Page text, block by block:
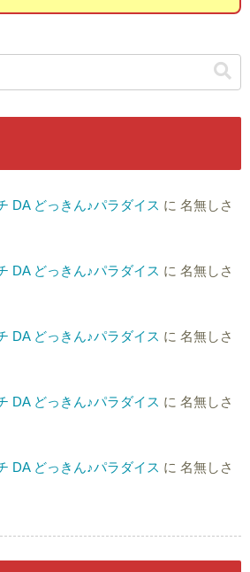
DA どっきん♪パラダイス に 名無しさ
DA どっきん♪パラダイス に 名無しさ
DA どっきん♪パラダイス に 名無しさ
DA どっきん♪パラダイス に 名無しさ
DA どっきん♪パラダイス に 名無しさ